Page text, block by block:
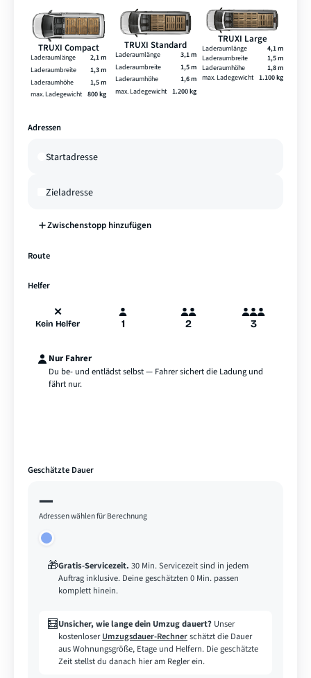
TRUXI Compact
Laderaumlänge
2,1 m
Laderaumbreite
1,3 m
Laderaumhöhe
1,5 m
max. Ladegewicht 800 kg
TRUXI Standard
Laderaumlänge
3,1 m
Laderaumbreite
1,5 m
Laderaumhöhe
1,6 m
max. Ladegewicht
1.200 kg
TRUXI Large
Laderaumlänge
4,1 m
Laderaumbreite
1,5 m
Laderaumhöhe
1,8 m
max. Ladegewicht 1.100 kg
Adressen
Zwischenstopp hinzufügen
Route
Helfer
✕
Kein Helfer 1 2 3
Nur Fahrer
Du be- und entlädst selbst — Fahrer sichert die Ladung und
fährt nur.
Geschätzte Dauer
—
Adressen wählen für Berechnung
🎁Gratis-Servicezeit. 30 Min. Servicezeit sind in jedem
Auftrag inklusive. Deine geschätzten 0 Min. passen
komplett hinein.
🧮Unsicher, wie lange dein Umzug dauert? Unser
kostenloserUmzugsdauer-Rechnerschätzt die Dauer
aus Wohnungsgröße, Etage und Helfern. Die geschätzte
Zeit stellst du danach hier am Regler ein.